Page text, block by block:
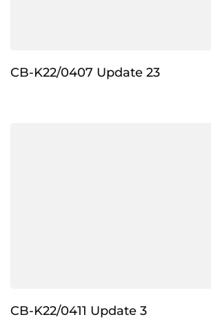
CB-K22/0407 Update 23
CB-K22/0411 Update 3